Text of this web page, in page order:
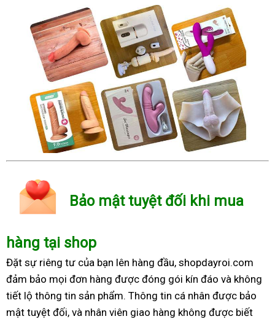
Bảo mật tuyệt đối khi mua
hàng tại shop
Đặt sự riêng tư của bạn lên hàng đầu, shopdayroi.com
đảm bảo mọi đơn hàng được đóng gói kín đáo và không
tiết lộ thông tin sản phẩm. Thông tin cá nhân được bảo
mật tuyệt đối, và nhân viên giao hàng không được biết